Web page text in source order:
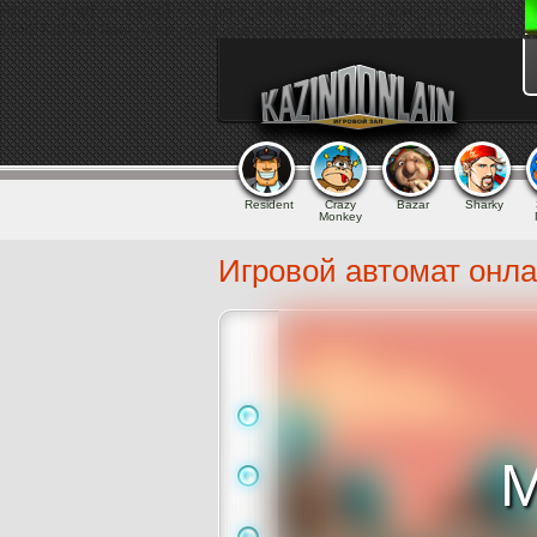
Array ( [png] => 1 [jpg] => 1 [use_direct_files] => 1
1595736063 [last_time_mod_humanible] => 2020-07-
Resident
Crazy
Monkey
Bazar Sharky
Игровой автомат